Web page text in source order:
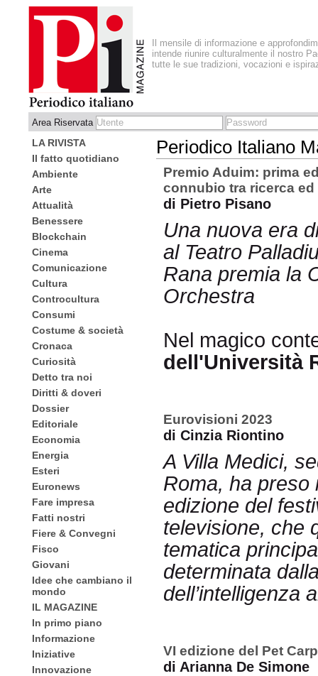
Il mensile di informazione e
intende riunire culturalmente il nostro
tutte le sue tradizioni, vocazioni e
Area Riservata
LA RIVISTA
Il fatto quotidiano
Ambiente
Arte
Attualità
Benessere
Blockchain
Cinema
Comunicazione
Cultura
Controcultura
Consumi
Costume & società
Cronaca
Curiosità
Detto tra noi
Diritti & doveri
Dossier
Editoriale
Economia
Energia
Esteri
Euronews
Fare impresa
Fatti nostri
Fiere & Convegni
Fisco
Giovani
Idee che cambiano il
mondo
IL MAGAZINE
In primo piano
Informazione
Iniziative
Innovazione
Periodico Italiano
Premio Aduim: prima
connubio tra ricerca
di Pietro Pisano
Una nuova era
al Teatro
Rana premia la
Orchestra
Nel magico
dell'Università
Eurovisioni 2023
di Cinzia Riontino
A Villa Medici,
Roma, ha preso
edizione del
televisione, che
tematica
determinata
dell’intelligenza
VI edizione del Pet
di Arianna De Simone